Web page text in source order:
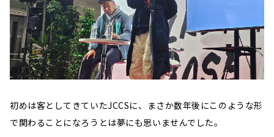
初めは客としてきていたJCCSに、まさか数年後にこのような形
で関わることになろうとは夢にも思いませんでした。